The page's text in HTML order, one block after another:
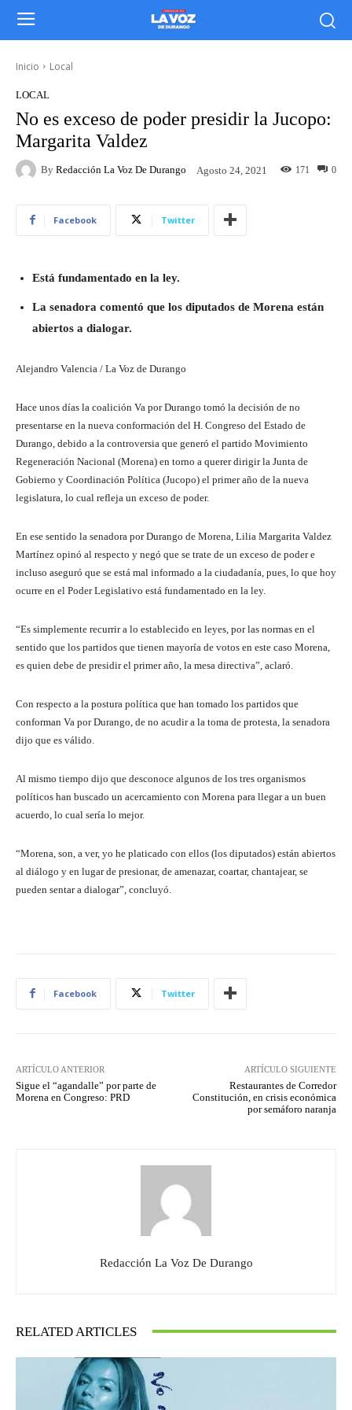
Inicio Local
LOCAL
No es exceso de poder presidir la Jucopo:
Margarita Valdez
By Redacción La Voz De Durango Agosto 24, 2021 0
171
Facebook Twitter
Está fundamentado en la ley.
La senadora comentó que los diputados de Morena están
abiertos a dialogar.
Alejandro Valencia / La Voz de Durango
Hace unos días la coalición Va por Durango tomó la decisión de no
presentarse en la nueva conformación del H. Congreso del Estado de
Durango, debido a la controversia que generó el partido Movimiento
Regeneración Nacional (Morena) en torno a querer dirigir la Junta de
Gobierno y Coordinación Política (Jucopo) el primer año de la nueva
legislatura, lo cual refleja un exceso de poder.
En ese sentido la senadora por Durango de Morena, Lilia Margarita Valdez
Martínez opinó al respecto y negó que se trate de un exceso de poder e
incluso aseguró que se está mal informado a la ciudadanía, pues, lo que hoy
ocurre en el Poder Legislativo está fundamentado en la ley.
“Es simplemente recurrir a lo establecido en leyes, por las normas en el
sentido que los partidos que tienen mayoría de votos en este caso Morena,
es quien debe de presidir el primer año, la mesa directiva”, aclaró.
Con respecto a la postura política que han tomado los partidos que
conforman Va por Durango, de no acudir a la toma de protesta, la senadora
dijo que es válido.
Al mismo tiempo dijo que desconoce algunos de los tres organismos
políticos han buscado un acercamiento con Morena para llegar a un buen
acuerdo, lo cual sería lo mejor.
“Morena, son, a ver, yo he platicado con ellos (los diputados) están abiertos
al diálogo y en lugar de presionar, de amenazar, coartar, chantajear, se
pueden sentar a dialogar”, concluyó.
Facebook Twitter
ARTÍCULO ANTERIOR
Sigue el “agandalle” por parte de
Morena en Congreso: PRD
ARTÍCULO SIGUIENTE
Restaurantes de Corredor
Constitución, en crisis económica
por semáforo naranja
Redacción La Voz De Durango
RELATED ARTICLES